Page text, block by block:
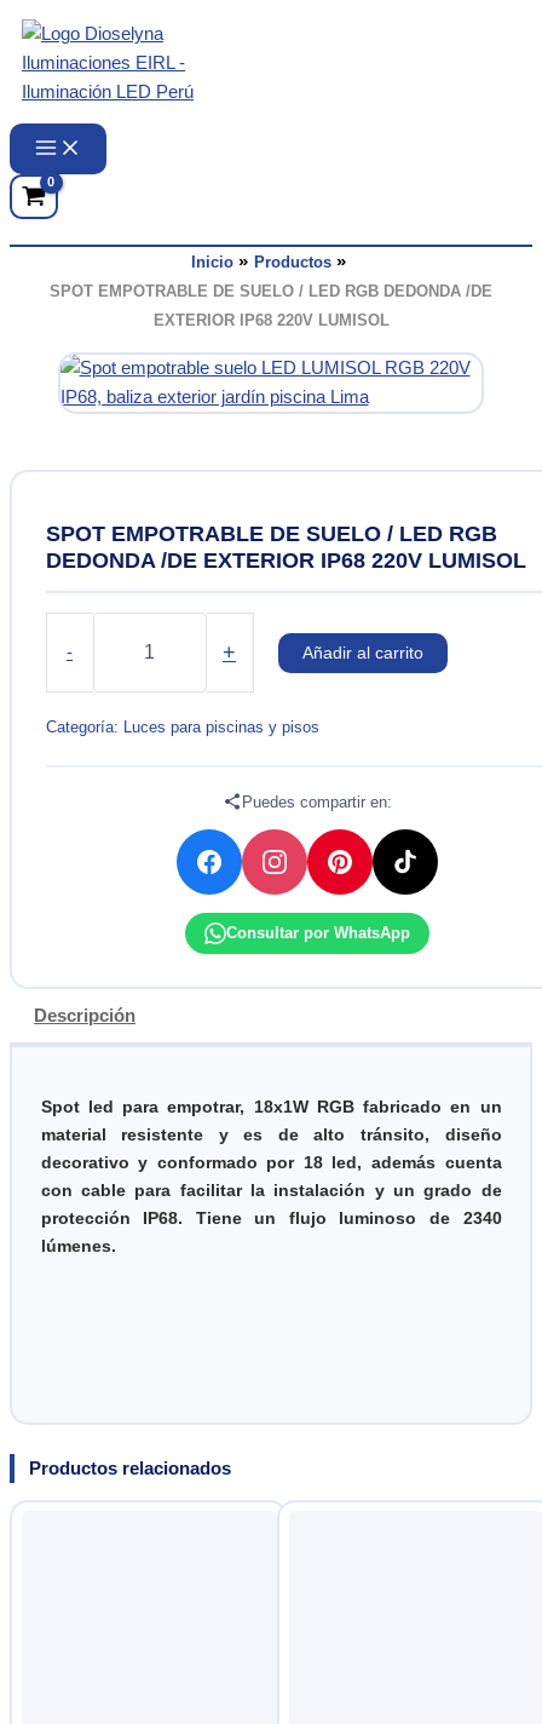
contenido
Inicio
Productos
SPOT EMPOTRABLE DE SUELO / LED RGB DEDONDA /DE
EXTERIOR IP68 220V LUMISOL
SPOT EMPOTRABLE DE SUELO / LED RGB
DEDONDA /DE EXTERIOR IP68 220V LUMISOL
-
EMPOTRABLE
SUELO
/
+ Añadir al carrito
Categoría: Luces para piscinas y pisos
Puedes compartir en:
Consultar por WhatsApp
Descripción
Spot led para empotrar, 18x1W RGB fabricado en un
material resistente y es de alto tránsito, diseño
decorativo y conformado por 18 led, además cuenta
con cable para facilitar la instalación y un grado de
protección IP68. Tiene un flujo luminoso de 2340
lúmenes.
Productos relacionados